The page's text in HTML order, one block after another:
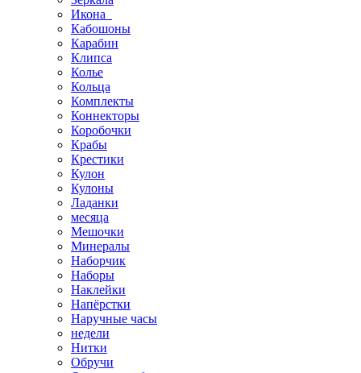
Икона
Кабошоны
Карабин
Клипса
Колье
Кольца
Комплекты
Коннекторы
Коробочки
Крабы
Крестики
Кулон
Кулоны
Ладанки
месяца
Мешочки
Минералы
Наборчик
Наборы
Наклейки
Напёрстки
Наручные часы
недели
Нитки
Обручи